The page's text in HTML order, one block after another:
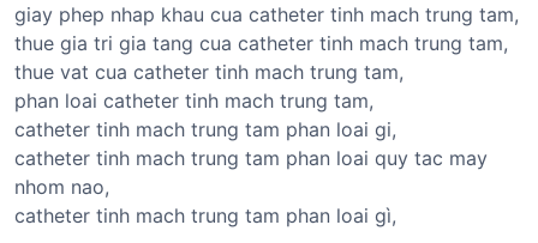
giay phep nhap khau cua catheter tinh mach trung tam,
thue gia tri gia tang cua catheter tinh mach trung tam,
thue vat cua catheter tinh mach trung tam,
phan loai catheter tinh mach trung tam,
catheter tinh mach trung tam phan loai gi,
catheter tinh mach trung tam phan loai quy tac may
nhom nao,
catheter tinh mach trung tam phan loai gì,